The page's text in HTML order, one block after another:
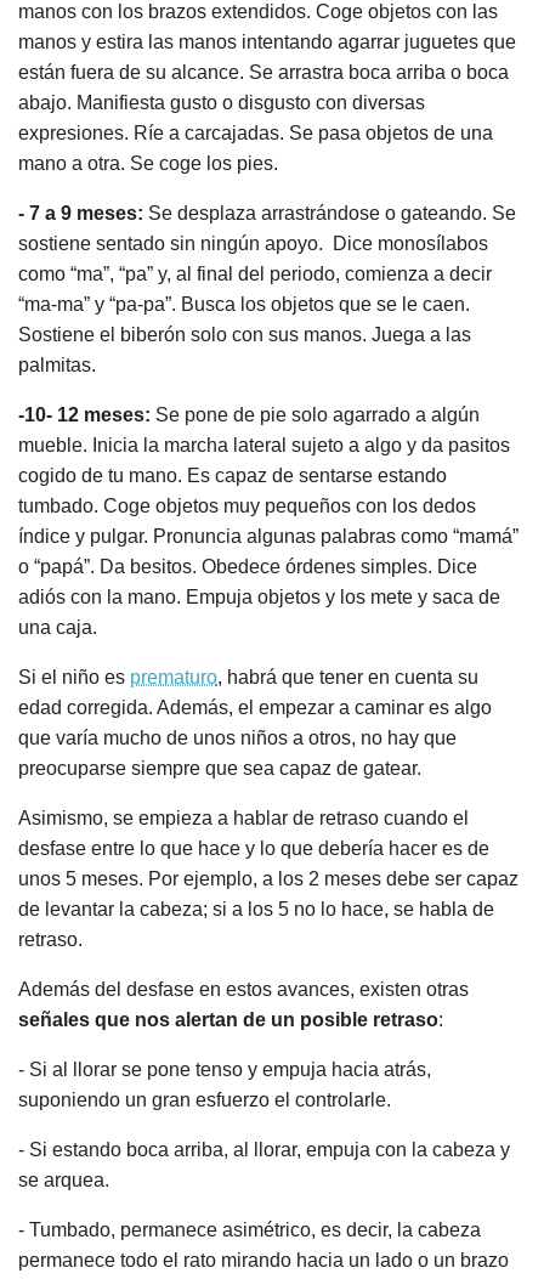
manos con los brazos extendidos. Coge objetos con las
manos y estira las manos intentando agarrar juguetes que
están fuera de su alcance. Se arrastra boca arriba o boca
abajo. Manifiesta gusto o disgusto con diversas
expresiones. Ríe a carcajadas. Se pasa objetos de una
mano a otra. Se coge los pies.
- 7 a 9 meses: Se desplaza arrastrándose o gateando. Se
sostiene sentado sin ningún apoyo. Dice monosílabos
como “ma”, “pa” y, al final del periodo, comienza a decir
“ma-ma” y “pa-pa”. Busca los objetos que se le caen.
Sostiene el biberón solo con sus manos. Juega a las
palmitas.
-10- 12 meses: Se pone de pie solo agarrado a algún
mueble. Inicia la marcha lateral sujeto a algo y da pasitos
cogido de tu mano. Es capaz de sentarse estando
tumbado. Coge objetos muy pequeños con los dedos
índice y pulgar. Pronuncia algunas palabras como “mamá”
o “papá”. Da besitos. Obedece órdenes simples. Dice
adiós con la mano. Empuja objetos y los mete y saca de
una caja.
Si el niño es prematuro, habrá que tener en cuenta su
edad corregida. Además, el empezar a caminar es algo
que varía mucho de unos niños a otros, no hay que
preocuparse siempre que sea capaz de gatear.
Asimismo, se empieza a hablar de retraso cuando el
desfase entre lo que hace y lo que debería hacer es de
unos 5 meses. Por ejemplo, a los 2 meses debe ser capaz
de levantar la cabeza; si a los 5 no lo hace, se habla de
retraso.
Además del desfase en estos avances, existen otras
señales que nos alertan de un posible retraso:
- Si al llorar se pone tenso y empuja hacia atrás,
suponiendo un gran esfuerzo el controlarle.
- Si estando boca arriba, al llorar, empuja con la cabeza y
se arquea.
- Tumbado, permanece asimétrico, es decir, la cabeza
permanece todo el rato mirando hacia un lado o un brazo